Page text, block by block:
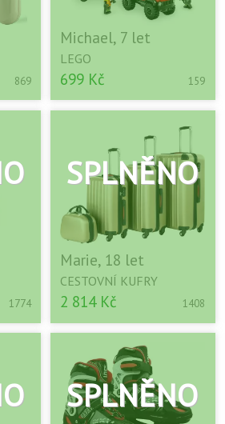
869
Michael, 7 let
LEGO
699 Kč 159
1774
Marie, 18 let
CESTOVNÍ KUFRY
2 814 Kč 1408